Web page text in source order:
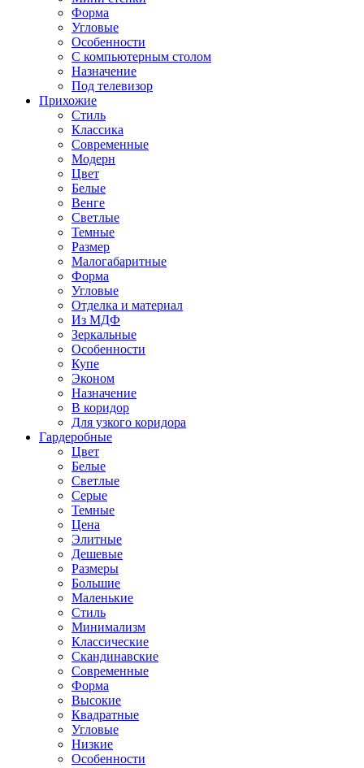
Форма
Угловые
Особенности
С компьютерным столом
Назначение
Под телевизор
Прихожие
Стиль
Классика
Современные
Модерн
Цвет
Белые
Венге
Светлые
Темные
Размер
Малогабаритные
Форма
Угловые
Отделка и материал
Из МДФ
Зеркальные
Особенности
Купе
Эконом
Назначение
В коридор
Для узкого коридора
Гардеробные
Цвет
Белые
Светлые
Серые
Темные
Цена
Элитные
Дешевые
Размеры
Большие
Маленькие
Стиль
Минимализм
Классические
Скандинавские
Современные
Форма
Высокие
Квадратные
Угловые
Низкие
Особенности